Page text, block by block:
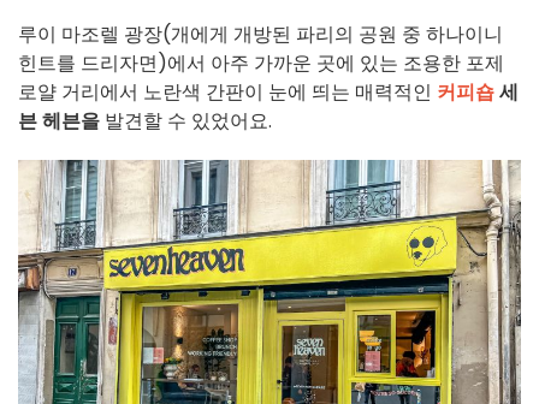
루이 마조렐 광장(개에게 개방된 파리의 공원 중 하나이니
힌트를 드리자면)에서 아주 가까운 곳에 있는 조용한 포제
로얄 거리에서 노란색 간판이 눈에 띄는 매력적인 커피숍세
븐 헤븐을 발견할 수 있었어요.